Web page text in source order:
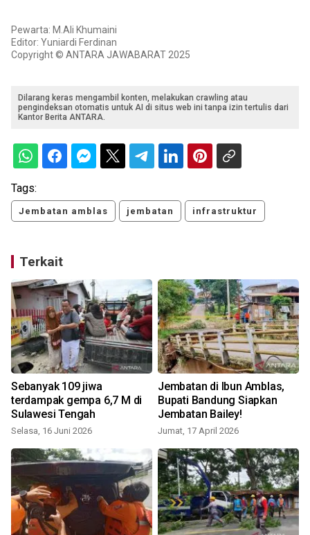
Pewarta: M.Ali Khumaini
Editor: Yuniardi Ferdinan
Copyright © ANTARA JAWABARAT 2025
Dilarang keras mengambil konten, melakukan crawling atau
pengindeksan otomatis untuk AI di situs web ini tanpa izin tertulis dari
Kantor Berita ANTARA.
Tags:
Jembatan amblas jembatan infrastruktur
Terkait
Sebanyak 109 jiwa
terdampak gempa 6,7 M di
Sulawesi Tengah
Selasa, 16 Juni 2026
Jembatan di Ibun Amblas,
Bupati Bandung Siapkan
Jembatan Bailey!
Jumat, 17 April 2026